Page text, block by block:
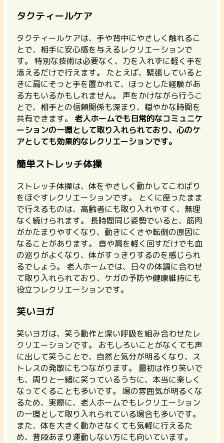
タクティールケア
タクティールケアは、手や背中にやさしく触れるこ
とで、相手に安心感を与えるレクリエーションで
す。
特別な技術は必要なく、力を入れずに軽く手を
添えるだけで行えます。 たとえば、緊張していると
きに肩にそっと手を置かれて、ほっとした経験があ
る方もいるかもしれません。 声をかけながら行うこ
とで、相手との信頼関係も深まり、穏やかな時間を
共有できます。 老人ホームでも日常的なコミュニケ
ーションの一環として取り入れられており、心のケ
アとしても効果的なレクリエーションです。
簡単ストレッチ体操
ストレッチ体操は、体をやさしく動かしてこわばり
をほぐすレクリエーションです。
とくに座ったまま
で行えるものは、高齢者にも取り入れやすく、無理
なく続けられます。 長時間同じ姿勢でいると、筋肉
がかたまりやすくなり、動きにくさや転倒の原因に
なることがあります。 首や肩を軽く回すだけでも血
の巡りがよくなり、体がすっきりするのを感じられ
るでしょう。 老人ホームでは、日々の体調に合わせ
て取り入れられており、ケガの予防や健康維持にも
役立つレクリエーションです。
笑いヨガ
笑いヨガは、笑う動作と深い呼吸を組み合わせたレ
クリエーションです。 おもしろいことがなくても声
に出して笑うことで、自然と気分が明るくなり、ス
トレスの発散にもつながります。
最初は作り笑いで
も、周りと一緒に笑っているうちに、本当に楽しく
なってくることも多いです。 場の雰囲気が明るくな
るため、実際に、老人ホームでもレクリエーション
の一環として取り入れられている場合も多いです。
また、体を大きく動かさなくても気軽に行えるた
め、普段あまり運動しない方にも向いています。